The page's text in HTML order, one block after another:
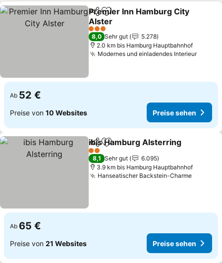
TeilenZu Favoriten hinzufügen
Premier Inn Hamburg City
Alster
3 Sterne
8,0 Sehr gut
5.278
2.0 km bis Hamburg Hauptbahnhof
Modernes und einladendes Interieur
Ab 52 €
Preise von 10 Websites Preise sehen
TeilenZu Favoriten hinzufügen
ibis Hamburg Alsterring
2 Sterne
8,1 Sehr gut
6.095
3.9 km bis Hamburg Hauptbahnhof
Hanseatischer Backstein-Charme
Ab 65 €
Preise von 21 Websites Preise sehen